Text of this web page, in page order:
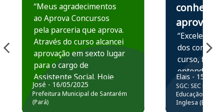
“Meus agradecimentos
ao Aprova Concursos
pela parceria que aprova.
Através do curso alcancei
aprovação em sexto lugar
para o cargo de
Assistente Social. Hoje
estou atuando na
Prefeitura de Santarém.
José - 16/05/2025
Prefeitura Municipal de Santarém
(Pará)
conhece,
aprova
“Excelente
dos
curso,
entender e
prática
resolução
questões.”
Elais - 15/07/
SGC: SEC BA
Educação
Inglesa (Edital